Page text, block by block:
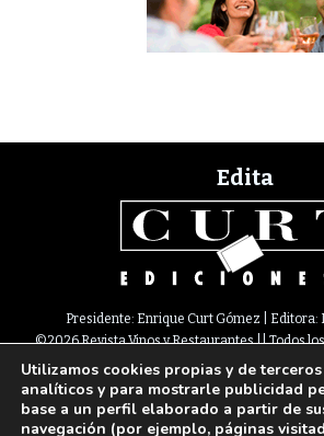
Edita
Presidente: Enrique Curt Gómez | Editora:
©2026 Revista Vinos y Restaurantes || Todos
Newsletter Nota legal Política de
Contacto
Paseo de Gracia, 63. 1º 2ª. 08008 Barcelona |933
Utilizamos cookies propias y de
analíticos y para mostrarle publicidad
base a un perfil elaborado a partir de
navegación (por ejemplo, páginas